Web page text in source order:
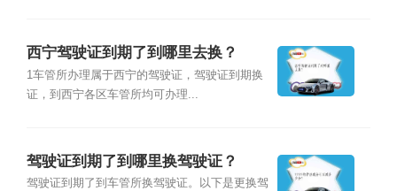
西宁驾驶证到期了到哪里去换？
1车管所办理属于西宁的驾驶证，驾驶证到期换
证，到西宁各区车管所均可办理...
驾驶证到期了到哪里换驾驶证？
驾驶证到期了到车管所换驾驶证。以下是更换驾